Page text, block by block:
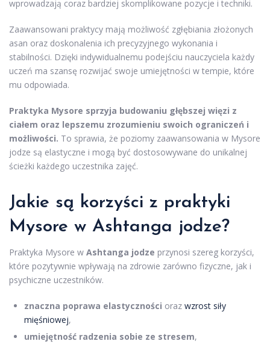
wprowadzają coraz bardziej skomplikowane pozycje i techniki.
Zaawansowani praktycy mają możliwość zgłębiania złożonych
asan oraz doskonalenia ich precyzyjnego wykonania i
stabilności. Dzięki indywidualnemu podejściu nauczyciela każdy
uczeń ma szansę rozwijać swoje umiejętności w tempie, które
mu odpowiada.
Praktyka Mysore sprzyja budowaniu głębszej więzi z
ciałem oraz lepszemu zrozumieniu swoich ograniczeń i
możliwości. To sprawia, że poziomy zaawansowania w Mysore
jodze są elastyczne i mogą być dostosowywane do unikalnej
ścieżki każdego uczestnika zajęć.
Jakie są korzyści z praktyki
Mysore w Ashtanga jodze?
Praktyka Mysore w Ashtanga jodze przynosi szereg korzyści,
które pozytywnie wpływają na zdrowie zarówno fizyczne, jak i
psychiczne uczestników.
znaczna poprawa elastyczności oraz wzrost siły
mięśniowej,
umiejętność radzenia sobie ze stresem,